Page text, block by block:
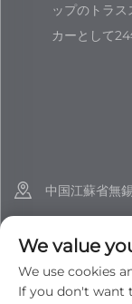
ップのトラ
カーとして
中国江蘇省無
[email
We value
We use cookies
If you don't want